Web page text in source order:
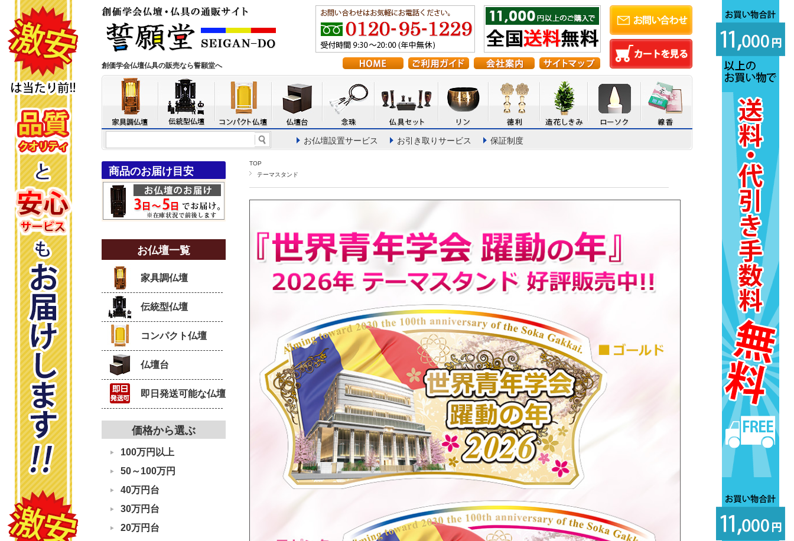
創価学会仏壇仏具の販売なら誓願堂へ
TOP
テーマスタンド
お仏壇設置サービス お引き取りサービス 保証制度
商品のお届け目安
お仏壇一覧
家具調仏壇
伝統型仏壇
コンパクト仏壇
仏壇台
即日発送可能な仏壇
価格から選ぶ
100万円以上
50～100万円
40万円台
30万円台
20万円台